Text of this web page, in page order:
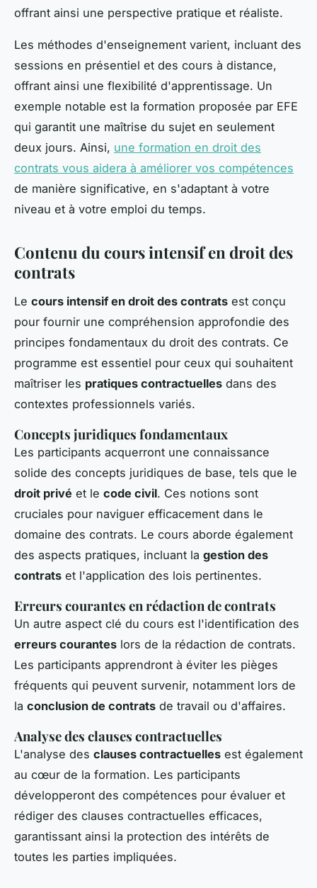
offrant ainsi une perspective pratique et réaliste.
Les méthodes d'enseignement varient, incluant des
sessions en présentiel et des cours à distance,
offrant ainsi une flexibilité d'apprentissage. Un
exemple notable est la formation proposée par EFE
qui garantit une maîtrise du sujet en seulement
deux jours. Ainsi, une formation en droit des
contrats vous aidera à améliorer vos compétences
de manière significative, en s'adaptant à votre
niveau et à votre emploi du temps.
Contenu du cours intensif en droit des
contrats
Le cours intensif en droit des contrats est conçu
pour fournir une compréhension approfondie des
principes fondamentaux du droit des contrats. Ce
programme est essentiel pour ceux qui souhaitent
maîtriser les pratiques contractuelles dans des
contextes professionnels variés.
Concepts juridiques fondamentaux
Les participants acquerront une connaissance
solide des concepts juridiques de base, tels que le
droit privé et le code civil. Ces notions sont
cruciales pour naviguer efficacement dans le
domaine des contrats. Le cours aborde également
des aspects pratiques, incluant la gestion des
contrats et l'application des lois pertinentes.
Erreurs courantes en rédaction de contrats
Un autre aspect clé du cours est l'identification des
erreurs courantes lors de la rédaction de contrats.
Les participants apprendront à éviter les pièges
fréquents qui peuvent survenir, notamment lors de
la conclusion de contrats de travail ou d'affaires.
Analyse des clauses contractuelles
L'analyse des clauses contractuelles est également
au cœur de la formation. Les participants
développeront des compétences pour évaluer et
rédiger des clauses contractuelles efficaces,
garantissant ainsi la protection des intérêts de
toutes les parties impliquées.